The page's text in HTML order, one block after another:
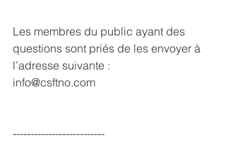
Les membres du public ayant des
questions sont priés de les envoyer à
l’adresse suivante :
info@csftno.com
--------------------------